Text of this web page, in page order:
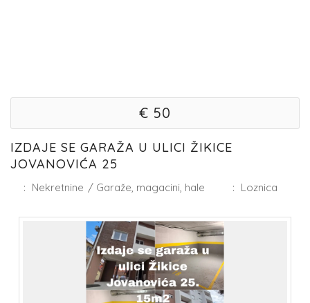
€ 50
IZDAJE SE GARAŽA U ULICI ŽIKICE
JOVANOVIĆA 25
: Nekretnine / Garaže, magacini, hale : Loznica